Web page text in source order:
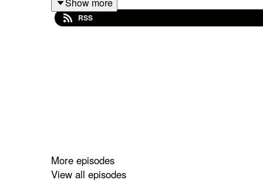
Martha Stewart y su brindis con Ron Brugal.
La primera colección de Demna para Gucci.
RSS
More episodes
View all episodes